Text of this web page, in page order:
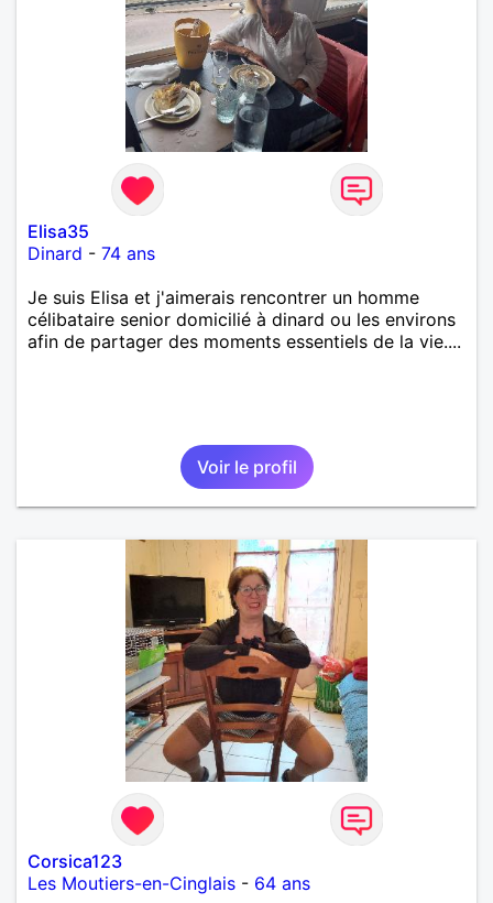
Elisa35
Dinard - 74 ans
Je suis Elisa et j'aimerais rencontrer un homme
célibataire senior domicilié à dinard ou les environs
afin de partager des moments essentiels de la vie....
Voir le profil
Corsica123
Les Moutiers-en-Cinglais - 64 ans